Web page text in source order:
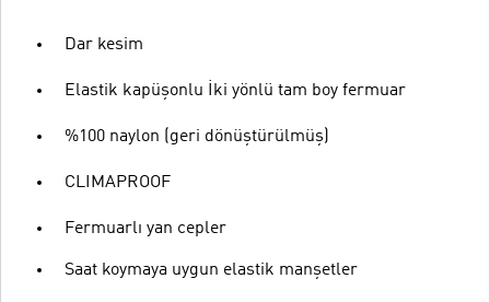
Dar kesim
Elastik kapüşonlu İki yönlü tam boy fermuar
%100 naylon (geri dönüştürülmüş)
CLIMAPROOF
Fermuarlı yan cepler
Saat koymaya uygun elastik manşetler